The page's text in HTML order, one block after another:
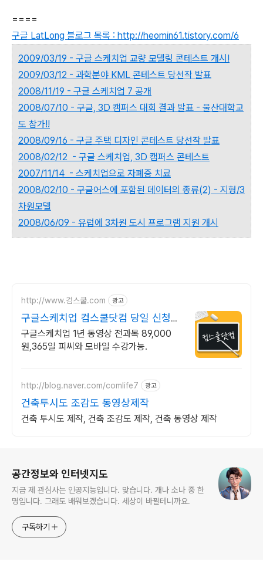
====
구글 LatLong 블로그 목록 : http://heomin61.tistory.com/6
2009/03/19 - 구글 스케치업 교량 모델링 콘테스트 개시!
2009/03/12 - 과학분야 KML 콘테스트 당선작 발표
2008/11/19 - 구글 스케치업 7 공개
2008/07/10 - 구글, 3D 캠퍼스 대회 결과 발표 - 울산대학교
도 참가!!
2008/09/16 - 구글 주택 디자인 콘테스트 당선작 발표
2008/02/12 - 구글 스케치업, 3D 캠퍼스 콘테스트
2007/11/14 - 스케치업으로 자폐증 치료
2008/02/10 - 구글어스에 포함된 데이터의 종류(2) - 지형/3
차원모델
2008/06/09 - 유럽에 3차원 도시 프로그램 지원 개시
http://www.컴스쿨.com 광고
구글스케치업 컴스쿨닷컴 당일 신청&
결제시 기프티콘!
구글스케치업 1년 동영상 전과목 89,000
원,365일 피씨와 모바일 수강가능.
http://blog.naver.com/comlife7 광고
건축투시도 조감도 동영상제작
건축 투시도 제작, 건축 조감도 제작, 건축 동영상 제작
공간정보와 인터넷지도
지금 제 관심사는 인공지능입니다. 맞습니다. 개나 소나 중 한
명입니다. 그래도 배워보겠습니다. 세상이 바뀔테니까요.
구독하기